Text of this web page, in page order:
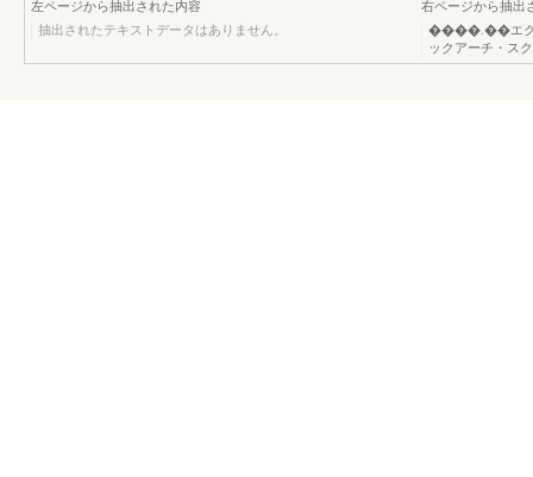
左ページから抽出された内容
抽出されたテキストデータはありません。
右ページから抽出
����.��エクス
ックアーチ・